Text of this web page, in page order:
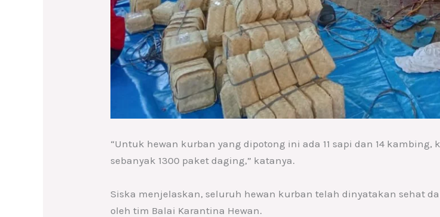
“Untuk hewan kurban yang dipotong ini ada 11 sapi dan 14
sebanyak 1300 paket daging,” katanya.
Siska menjelaskan, seluruh hewan kurban telah dinyatakan sehat
oleh tim Balai Karantina Hewan.